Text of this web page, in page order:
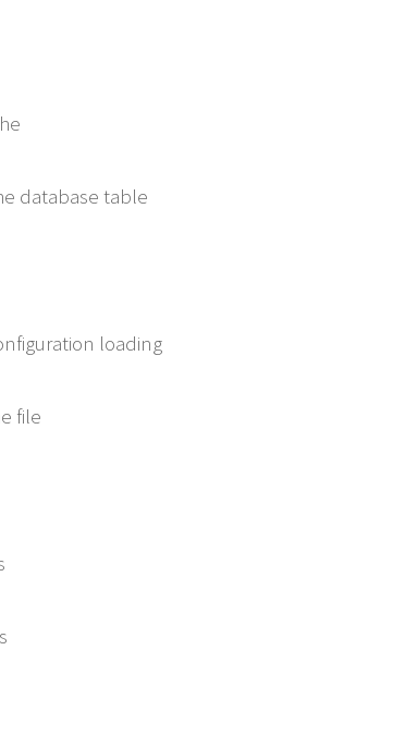
database table
loading
file